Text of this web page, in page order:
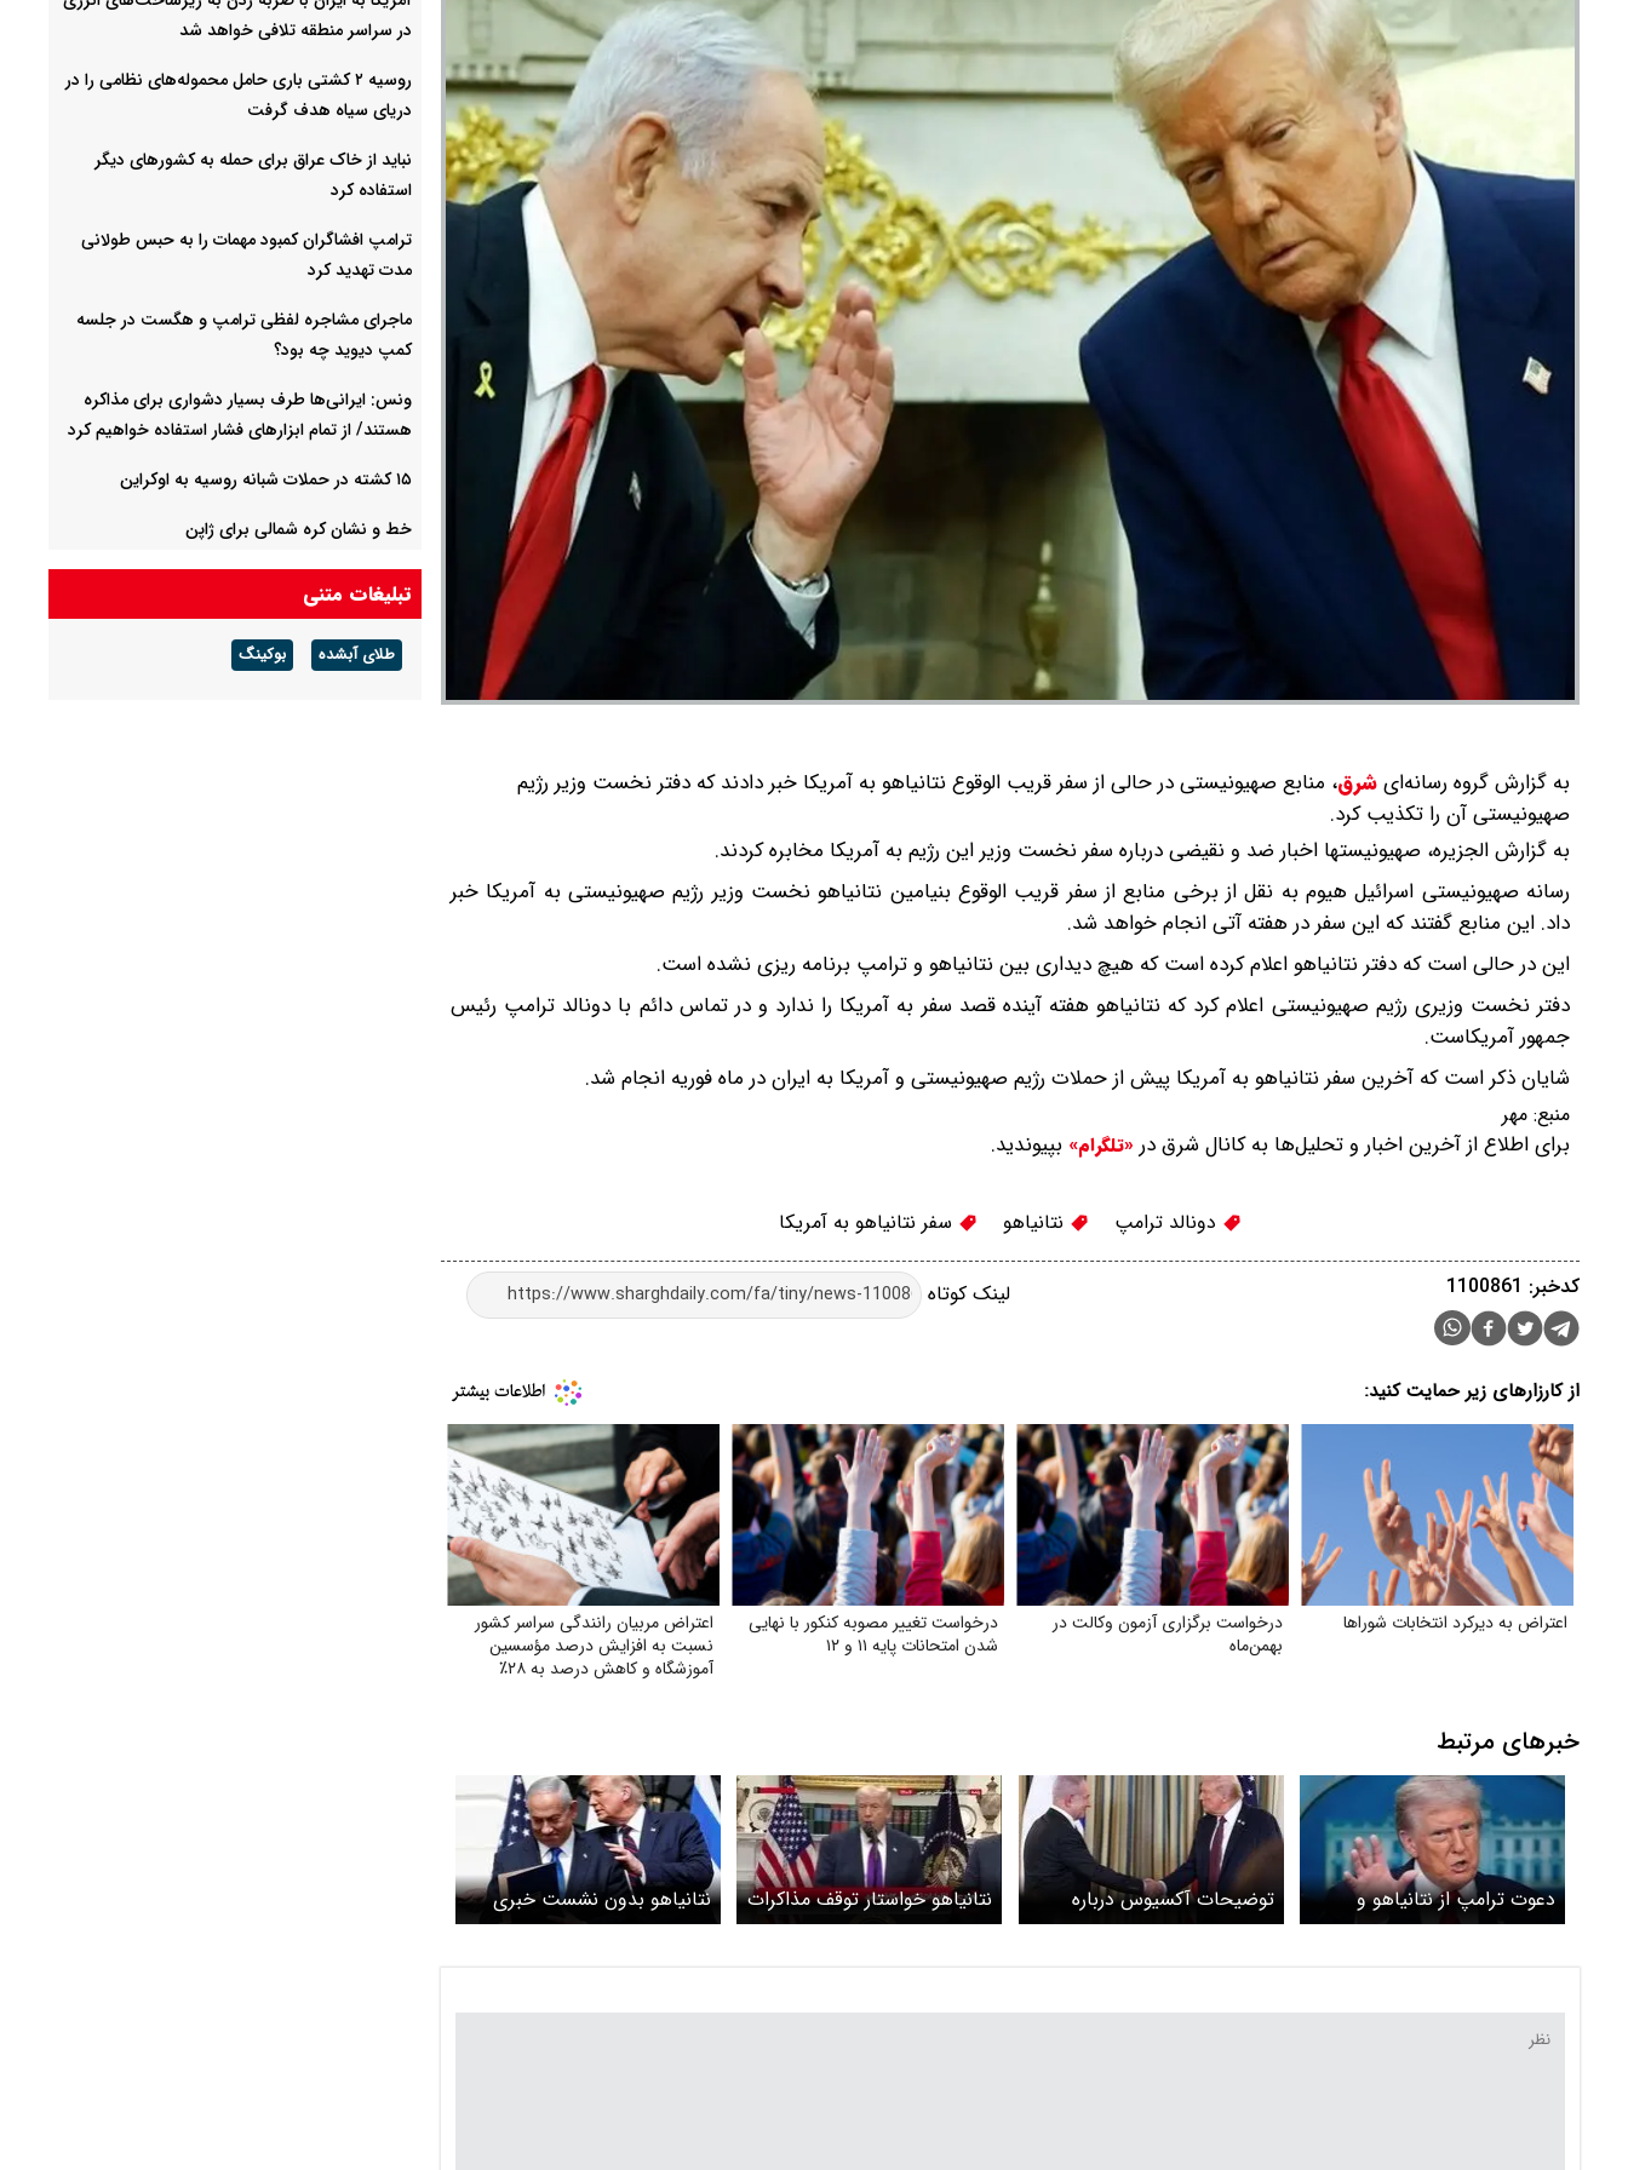
به گزارش گروه رسانه‌ایشرق، منابع صهیونیستی در حالی از سفر قریب الوقوع نتانیاهو به آمریکا خبر دادند که دفتر نخست وزیر رژیم
صهیونیستی آن را تکذیب کرد.
به گزارش الجزیره، صهیونیستها اخبار ضد و نقیضی درباره سفر نخست وزیر این رژیم به آمریکا مخابره کردند.
رسانه صهیونیستی اسرائیل هیوم به نقل از برخی منابع از سفر قریب الوقوع بنیامین نتانیاهو نخست وزیر رژیم صهیونیستی به آمریکا خبر
داد. این منابع گفتند که این سفر در هفته آتی انجام خواهد شد.
این در حالی است که دفتر نتانیاهو اعلام کرده است که هیچ دیداری بین نتانیاهو و ترامپ برنامه ریزی نشده است.
دفتر نخست وزیری رژیم صهیونیستی اعلام کرد که نتانیاهو هفته آینده قصد سفر به آمریکا را ندارد و در تماس دائم با دونالد ترامپ رئیس
جمهور آمریکاست.
شایان ذکر است که آخرین سفر نتانیاهو به آمریکا پیش از حملات رژیم صهیونیستی و آمریکا به ایران در ماه فوریه انجام شد.
منبع: مهر
برای اطلاع از آخرین اخبار و تحلیل‌ها به کانال شرق در «تلگرام» بپیوندید.
دونالد ترامپ نتانیاهو سفر نتانیاهو به آمریکا
لینک کوتاه کدخبر: 1100861
از کارزارهای زیر حمایت کنید:
اعتراض به دیرکرد انتخابات شوراها
درخواست برگزاری آزمون وکالت در
بهمن‌ماه
درخواست تغییر مصوبه کنکور با نهایی
شدن امتحانات پایه ۱۱ و ۱۲
اعتراض مربیان رانندگی سراسر کشور
نسبت به افزایش درصد مؤسسین
آموزشگاه و کاهش درصد به ۲۸٪
خبرهای مرتبط
دعوت ترامپ از نتانیاهو و
جوزف عون در کاخ سفید
توضیحات آکسیوس درباره
توافق ترامپ و نتاتیاهو در مورد
نتانیاهو خواستار توقف مذاکرات
ایران و آمریکا بود؟ ترامپ
نتانیاهو بدون نشست خبری
کاخ سفید را ترک کرد
در سراسر منطقه تلافی خواهد شد
روسیه ۲ کشتی باری حامل محموله‌های نظامی را در
دریای سیاه هدف گرفت
نباید از خاک عراق برای حمله به کشورهای دیگر
استفاده کرد
ترامپ افشاگران کمبود مهمات را به حبس طولانی
مدت تهدید کرد
ماجرای مشاجره لفظی ترامپ و هگست در جلسه
کمپ دیوید چه بود؟
ونس: ایرانی‌ها طرف بسیار دشواری برای مذاکره
هستند/ از تمام ابزارهای فشار استفاده خواهیم کرد
۱۵ کشته در حملات شبانه روسیه به اوکراین
خط و نشان کره شمالی برای ژاپن
رکوردشکنی مرگ در شرق کنگو
رکوردشکنی مرگ در شرق کنگو
تبلیغات متنی
طلای آبشده بوکینگ